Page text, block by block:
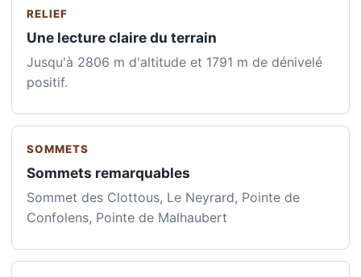
RELIEF
Une lecture claire du terrain
Jusqu'à 2806 m d'altitude et 1791 m de dénivelé
positif.
SOMMETS
Sommets remarquables
Sommet des Clottous, Le Neyrard, Pointe de
Confolens, Pointe de Malhaubert